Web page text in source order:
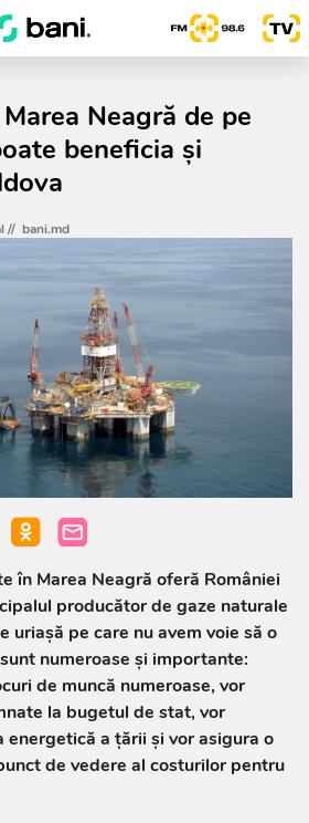
Neagră de pe
beneficia și
// bani.md
în Marea Neagră oferă României
producător de gaze naturale
uriașă pe care nu avem voie să o
numeroase și importante:
de muncă numeroase, vor
la bugetul de stat, vor
energetică a țării și vor asigura o
de vedere al costurilor pentru